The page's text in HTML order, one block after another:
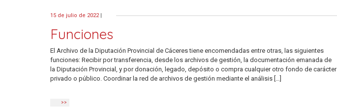
15 de julio de 2022
Funciones
El Archivo de la Diputación Provincial de Cáceres tiene encomendadas entre otras, las siguientes
funciones: Recibir por transferencia, desde los archivos de gestión, la documentación emanada de
la Diputación Provincial, y por donación, legado, depósito o compra cualquier otro fondo de carácter
privado o público. Coordinar la red de archivos de gestión mediante el análisis […]
>>